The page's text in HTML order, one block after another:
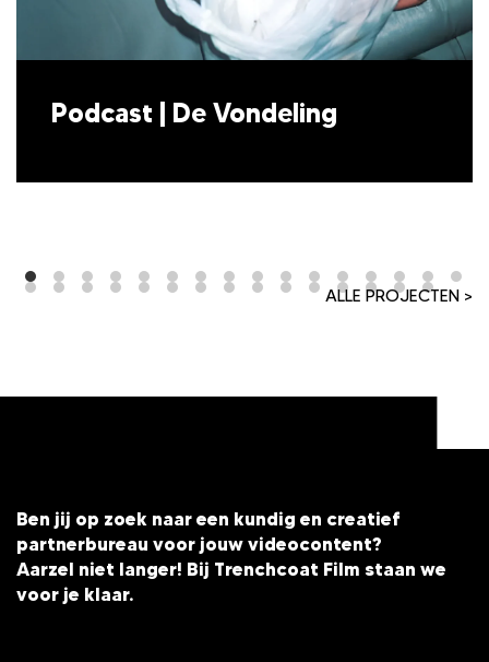
Podcast | De Vondeling
ALLE PROJECTEN >
Ben jij op zoek naar een kundig en creatief
partnerbureau voor jouw videocontent?
Aarzel niet langer! Bij Trenchcoat Film staan we
voor je klaar.